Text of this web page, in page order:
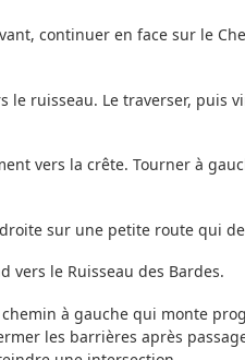
continuer en face sur le
le ruisseau. Le traverser, puis
vers la crête. Tourner à
sur une petite route qui
vers le Ruisseau des Bardes.
à gauche qui monte
les barrières après